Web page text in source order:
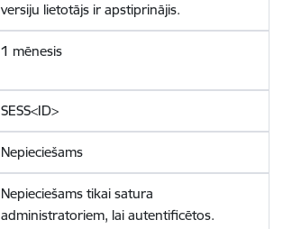
versiju lietotājs ir apstiprinājis.
1 mēnesis
SESS<ID>
Nepieciešams
Nepieciešams tikai satura
administratoriem, lai autentificētos.